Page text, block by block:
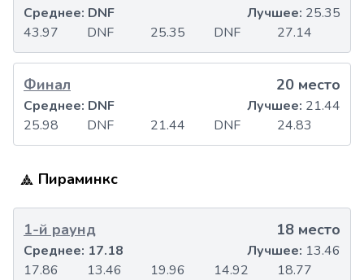
43.97 DNF 25.35 DNF 27.14
Среднее: DNF Лучшее: 25.35
Финал 20 место
25.98 DNF 21.44 DNF 24.83
Среднее: DNF Лучшее: 21.44
Пираминкс
1-й раунд 18 место
17.86 13.46 19.96 14.92 18.77
Среднее: 17.18 Лучшее: 13.46